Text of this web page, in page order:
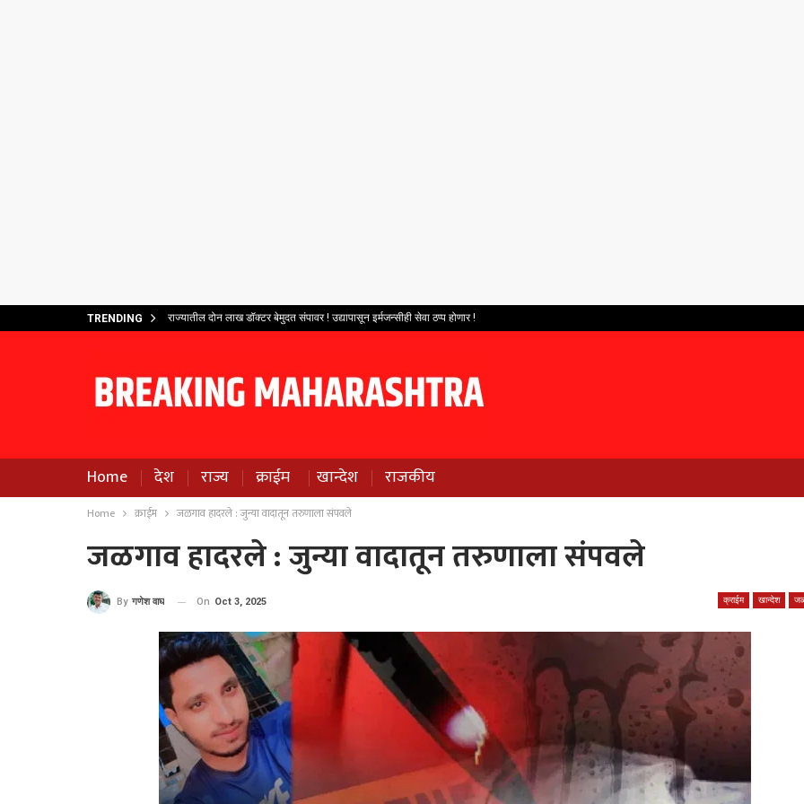
TRENDING राज्यातील दोन लाख डॉक्टर बेमुदत संपावर ! उद्यापासून इर्मजन्सीही सेवा ठप्प होणार !
Home देश राज्य क्राईम खान्देश राजकीय
Home क्राईम जळगाव हादरले : जुन्या वादातून तरुणाला संपवले
जळगाव हादरले : जुन्या वादातून तरुणाला संपवले
क्राईम खान्देश
By गणेश वाघ On Oct 3, 2025